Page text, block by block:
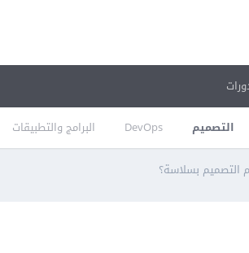
التصميم DevOps البرامج والتطبيقات
بسلاسة؟